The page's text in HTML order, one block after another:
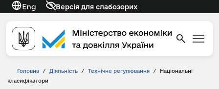
Eng Версія для слабозорих
Головна / Діяльність / Технічне регулювання /
Національні
класифікатори